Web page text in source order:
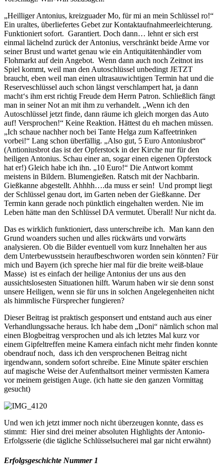
„Heilliger Antonius, kreizguader Mo, für mi an mein Schlüssel ro!“
Ein uraltes, überliefertes Gebet zur Kontaktaufnahmeerleichterung.
Funktioniert sofort. Garantiert. Doch dann… lehnt er sich erst
einmal lächelnd zurück der Antonius, verschränkt beide Arme vor
seiner Brust und wartet genau wie ein Antiquitätenhändler vom
Flohmarkt auf dein Angebot. Wenn dann auch noch Zeitnot ins
Spiel kommt, weil man den Autoschlüssel unbedingt JETZT
braucht, eben weil man einen ultrasauwichtigen Termin hat und die
Reserveschlüssel auch schon längst verschlampert hat, ja dann
macht‘s ihm erst richtig Freude dem Herrn Patron. Schließlich fängt
man in seiner Not an mit ihm zu verhandelt. „Wenn ich den
Autoschlüssel jetzt finde, dann räume ich gleich morgen das Auto
auf! Versprochen!“ Keine Reaktion. Hättest du eh machen müssen.
„Ich schaue nachher noch bei Tante Helga zum Kaffeetrinken
vorbei!“ Lang schon überfällig. „Also gut, 5 Euro Antoniusbrot“
(Antioniusbrot das ist der Opferstock in der Kirche nur für den
heiligen Antonius. Schau einer an, sogar einen eigenen Opferstock
hat er!) Gleich habe ich ihn. „10 Euro!“ Die Antwort kommt
meistens in Bildern. Blumengießen. Ratsch mit der Nachbarin.
Gießkanne abgestellt. Ahhhh….da muss er sein! Und prompt liegt
der Schlüssel genau dort, im Garten neben der Gießkanne. Der
Termin kann gerade noch pünktlich eingehalten werden. Nie im
Leben hätte man den Schlüssel DA vermutet. Überall! Nur nicht da.
Das es wirklich funktioniert, dass unterschreibe ich. Man kann den
Grund woanders suchen und alles rückwärts und vorwärts
analysieren. Ob die Bilder eventuell vom kurz Innehalten her aus
dem Unterbewusstsein heraufbeschworen worden sein könnten? Für
mich und Bayern (ich spreche hier mal für die breite weiß-blaue
Masse) ist es einfach der heilige Antonius der uns aus den
aussichtslosesten Situationen hilft. Warum haben wir sie denn sonst
unsere Heiligen, wenn sie für uns in solchen Angelegenheiten nicht
als himmlische Fürsprecher fungieren?
Dieser Beitrag ist praktisch gesponsert und entstand auch aus einer
Verhandlungssache heraus. Ich habe dem „Doni“ nämlich schon mal
einen Blogbeitrag versprochen und als ich letztes Mal kurz vor
einem Gipfeltreffen meine Kamera einfach nicht mehr finden konnte
obendrauf noch, dass ich den versprochenen Beitrag nicht
irgendwann, sondern sofort schreibe. Eine Minute später erschien
auf magische Weise der Aufenthaltsort meiner vermissten Kamera
vor meinem geistigen Auge. (ich hatte sie den ganzen Vormittag
gesucht)
Und wen ich jetzt immer noch nicht überzeugen konnte, dass es
stimmt: Hier sind drei meiner absoluten Highlights der Antonio-
Erfolgsserie (die tägliche Schlüsselsucherei mal gar nicht erwähnt)
Erfolgsgeschichte Nummer 1